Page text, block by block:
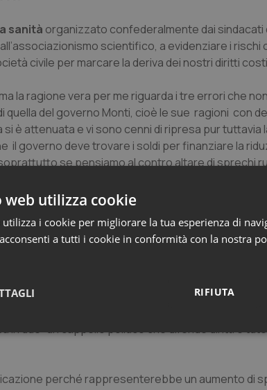
sanità organizzato confederalmente dai
scientifico, a evidenziare i rischi
civile per marcare la deriva dei nostri diritti
la ragione vera per me riguarda i tre errori che
quella del governo Monti, cioè le sue ragioni con
è attenuata e vi sono cenni di ripresa pur tuttavia
governo deve trovare i soldi per finanziare la
se pensiamo al contro altare di sprechi
rispetto al Pil. Per cui “
una piattaforma adeguata ai problemi che il
o una semplice apologia di interessi o di
manifestazione ma deve avviare e guidare una
solo dei medici
o una manifestazione
sacrosanti… ma rispetto ad una possibile
in due: un cappello politico che difende diritti e
perché rappresenterebbe un aumento di
web utilizza cookie
i cookie per migliorare la tua esperienza di
a tutti i cookie in conformità con la nostra
RIFIUTA
Statistici